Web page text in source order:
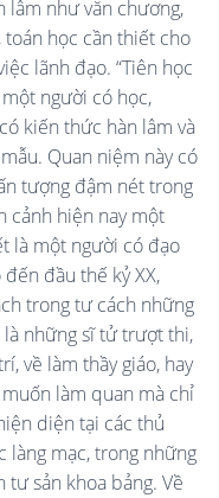
lâm như văn chương,
học cần thiết cho
lãnh đạo. “Tiên học
người có học,
kiến thức hàn lâm và
Quan niệm này có
tượng đậm nét trong
cảnh hiện nay một
là một người có đạo
đầu thế kỷ XX,
trong tư cách những
là những sĩ tử trượt thi,
về làm thầy giáo, hay
làm quan mà chỉ
diện tại các thủ
làng mạc, trong những
sản khoa bảng. Về